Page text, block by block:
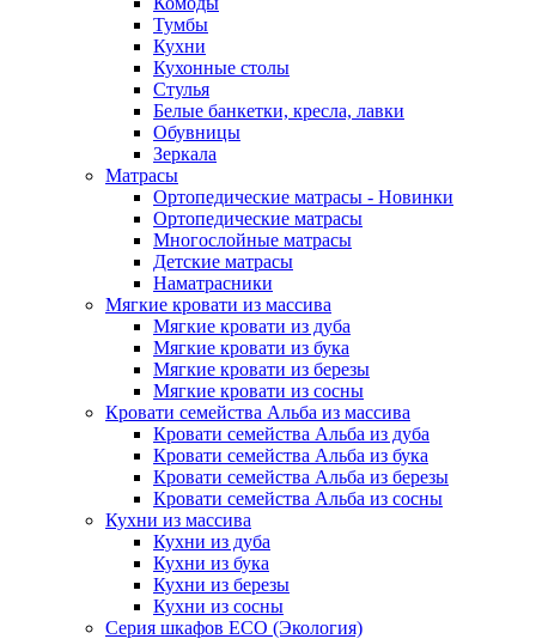
Тумбы
Кухни
Кухонные столы
Стулья
Белые банкетки, кресла, лавки
Обувницы
Зеркала
Матрасы
Ортопедические матрасы - Новинки
Ортопедические матрасы
Многослойные матрасы
Детские матрасы
Наматрасники
Мягкие кровати из массива
Мягкие кровати из дуба
Мягкие кровати из бука
Мягкие кровати из березы
Мягкие кровати из сосны
Кровати семейства Альба из массива
Кровати семейства Альба из дуба
Кровати семейства Альба из бука
Кровати семейства Альба из березы
Кровати семейства Альба из сосны
Кухни из массива
Кухни из дуба
Кухни из бука
Кухни из березы
Кухни из сосны
Серия шкафов ECO (Экология)